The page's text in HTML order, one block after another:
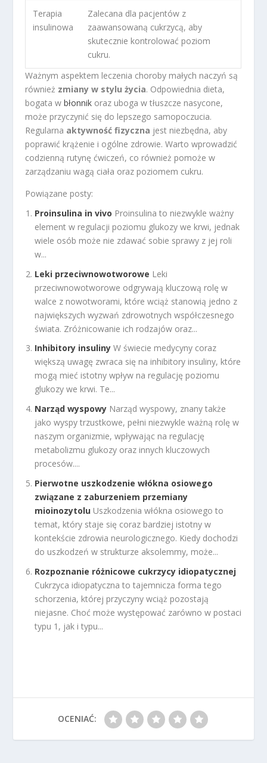
Terapia
insulinowa
Zalecana dla pacjentów z
zaawansowaną cukrzycą, aby
skutecznie kontrolować poziom
cukru.
Ważnym aspektem leczenia choroby małych naczyń są
również zmiany w stylu życia. Odpowiednia dieta,
bogata wbłonnik oraz uboga w tłuszcze nasycone,
może przyczynić się do lepszego samopoczucia.
Regularna aktywność fizyczna jest niezbędna, aby
poprawić krążenie i ogólne zdrowie. Warto wprowadzić
codzienną rutynę ćwiczeń, co również pomoże w
zarządzaniu wagą ciała oraz poziomem cukru.
Powiązane posty:
Proinsulina in vivo Proinsulina to niezwykle ważny
element w regulacji poziomu glukozy we krwi, jednak
wiele osób może nie zdawać sobie sprawy z jej roli
w...
Leki przeciwnowotworowe Leki
przeciwnowotworowe odgrywają kluczową rolę w
walce z nowotworami, które wciąż stanowią jedno z
największych wyzwań zdrowotnych współczesnego
świata. Zróżnicowanie ich rodzajów oraz...
Inhibitory insuliny W świecie medycyny coraz
większą uwagę zwraca się na inhibitory insuliny, które
mogą mieć istotny wpływ na regulację poziomu
glukozy we krwi. Te...
Narząd wyspowy Narząd wyspowy, znany także
jako wyspy trzustkowe, pełni niezwykle ważną rolę w
naszym organizmie, wpływając na regulację
metabolizmu glukozy oraz innych kluczowych
procesów....
Pierwotne uszkodzenie włókna osiowego
związane z zaburzeniem przemiany
mioinozytolu Uszkodzenia włókna osiowego to
temat, który staje się coraz bardziej istotny w
kontekście zdrowia neurologicznego. Kiedy dochodzi
do uszkodzeń w strukturze aksolemmy, może...
Rozpoznanie różnicowe cukrzycy idiopatycznej
Cukrzyca idiopatyczna to tajemnicza forma tego
schorzenia, której przyczyny wciąż pozostają
niejasne. Choć może występować zarówno w postaci
typu 1, jak i typu...
OCENIAĆ: